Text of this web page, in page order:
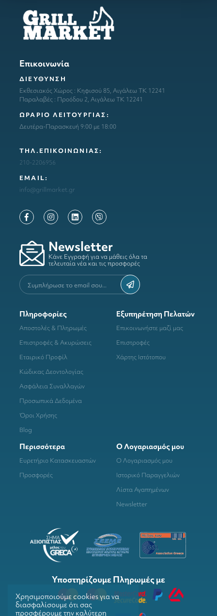
Επικοινωνία
ΔΙΕΥΘΥΝΣΗ
Εκθεσιακός Χώρος : Κηφισού 85, Αιγάλεω ΤΚ 12241
Παραλαβές : Προόδου 2, Αιγάλεω ΤΚ 12241
ΩΡΑΡΙΟ ΛΕΙΤΟΥΡΓΙΑΣ:
Δευτέρα-Παρασκευή 9:00 με 18:00
ΤΗΛ.ΕΠΙΚΟΙΝΩΝΙΑΣ:
210-2206956
ΕΜΑΙL:
info@grillmarket.gr
Newsletter
Κάνε Εγγραφή για να μάθεις όλα τα
τελευταία νέα και τις προσφορές
Πληροφορίες
Αποστολές & Πληρωμές
Επιστροφές & Ακυρώσεις
Εταιρικό Προφίλ
Κώδικας Δεοντολογίας
Ασφάλεια Συναλλαγών
Προσωπικά Δεδομένα
Όροι Χρήσης
Blog
Εξυπηρέτηση Πελατών
Επικοινωνήστε μαζί μας
Επιστροφές
Χάρτης Ιστότοπου
Περισσότερα
Ευρετήριο Κατασκευαστών
Προσφορές
Ο Λογαριασμός μου
Ο Λογαριασμός μου
Ιστορικό Παραγγελιών
Λίστα Αγαπημένων
Newsletter
Υποστηρίζουμε Πληρωμές με
Χρησιμοποιούμε cookies για να
διασφαλίσουμε ότι σας
προσφέρουμε την καλύτερη